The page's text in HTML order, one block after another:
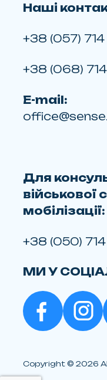
Наші
+38 (057)
+38 (068)
E-mail:
Для
військової
мобілізації:
+38 (050)
МИ У
Copyright © 2026